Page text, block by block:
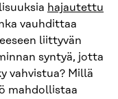
hajautettu
vauhdittaa
liittyvän
syntyä, jotta
vahvistua? Millä
mahdollistaa